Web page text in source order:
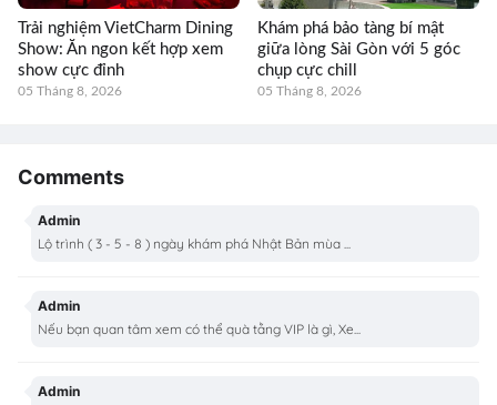
Trải nghiệm VietCharm Dining
Show: Ăn ngon kết hợp xem
show cực đỉnh
05 Tháng 8, 2026
Khám phá bảo tàng bí mật
giữa lòng Sài Gòn với 5 góc
chụp cực chill
05 Tháng 8, 2026
Comments
Admin
Lộ trình ( 3 - 5 - 8 ) ngày khám phá Nhật Bản mùa ...
Admin
Nếu bạn quan tâm xem có thể quà tằng VIP là gì, Xe...
Admin